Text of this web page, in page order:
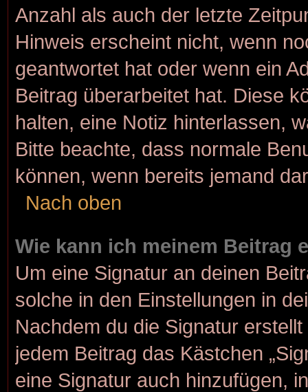
Anzahl als auch der letzte
Hinweis erscheint nicht, wenn
geantwortet hat oder wenn ein
Beitrag überarbeitet hat. Diese
halten, eine Notiz hinterlassen,
Bitte beachte, dass normale
können, wenn bereits jemand
Nach oben
Wie kann ich meinem Beitrag
Um eine Signatur an deinen
solche in den Einstellungen in
Nachdem du die Signatur
jedem Beitrag das Kästchen
eine Signatur auch hinzufügen,